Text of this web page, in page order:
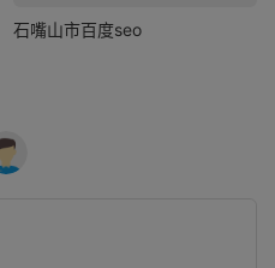
石嘴山市百度seo